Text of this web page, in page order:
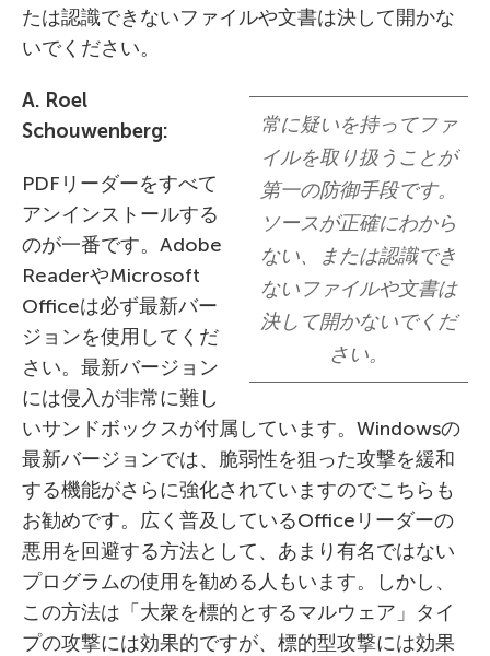
たは認識できないファイルや文書は決して開かな
いでください。
常に疑いを持ってファ
イルを取り扱うことが
第一の防御手段です。
ソースが正確にわから
ない、または認識でき
ないファイルや文書は
決して開かないでくだ
さい。
A. Roel
Schouwenberg:
PDFリーダーをすべて
アンインストールする
のが一番です。Adobe
ReaderやMicrosoft
Officeは必ず最新バー
ジョンを使用してくだ
さい。最新バージョン
には侵入が非常に難し
いサンドボックスが付属しています。Windowsの
最新バージョンでは、脆弱性を狙った攻撃を緩和
する機能がさらに強化されていますのでこちらも
お勧めです。広く普及しているOfficeリーダーの
悪用を回避する方法として、あまり有名ではない
プログラムの使用を勧める人もいます。しかし、
この方法は「大衆を標的とするマルウェア」タイ
プの攻撃には効果的ですが、標的型攻撃には効果